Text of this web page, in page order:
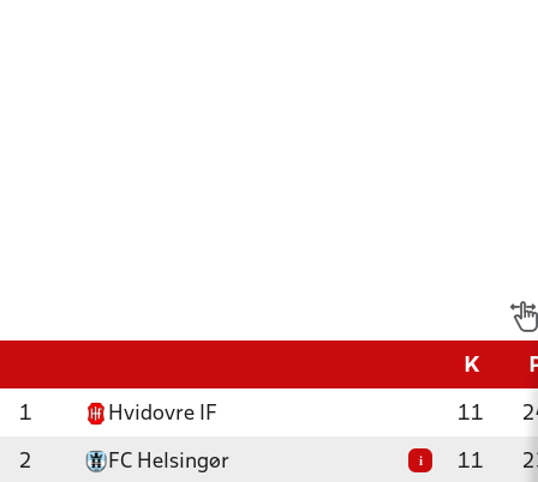
K
1 Hvidovre IF 11
2 FC Helsingør i 11